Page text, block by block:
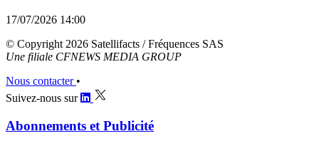
17/07/2026 14:00
© Copyright 2026 Satellifacts / Fréquences SAS
Une filiale CFNEWS MEDIA GROUP
Nous contacter •
Suivez-nous sur
Abonnements et Publicité